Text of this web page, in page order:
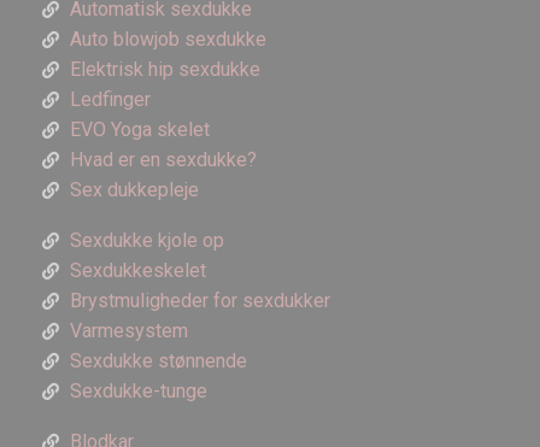
Automatisk sexdukke
Auto blowjob sexdukke
Elektrisk hip sexdukke
Ledfinger
EVO Yoga skelet
Hvad er en sexdukke?
Sex dukkepleje
Sexdukke kjole op
Sexdukkeskelet
Brystmuligheder for sexdukker
Varmesystem
Sexdukke stønnende
Sexdukke-tunge
Blodkar